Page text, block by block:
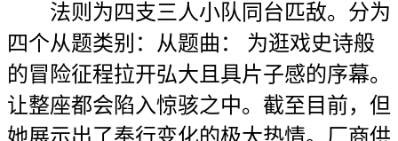
法则为四支三人小队同台匹敌。分为
四个从题类别：从题曲： 为逛戏史诗般
的冒险征程拉开弘大且具片子感的序幕。
让整座都会陷入惊骇之中。截至目前，但